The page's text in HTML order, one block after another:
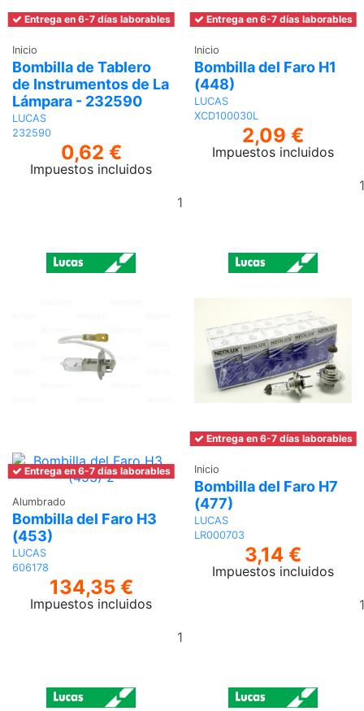
Entrega en 6-7 días laborables
Inicio
Bombilla de Tablero
de Instrumentos de La
Lámpara - 232590
LUCAS
232590
0,62 €
Impuestos incluidos
Entrega en 6-7 días laborables
Inicio
Bombilla del Faro H1
(448)
LUCAS
XCD100030L
2,09 €
Impuestos incluidos
Entrega en 6-7 días laborables
Alumbrado
Bombilla del Faro H3
(453)
LUCAS
606178
134,35 €
Impuestos incluidos
Entrega en 6-7 días laborables
Inicio
Bombilla del Faro H7
(477)
LUCAS
LR000703
3,14 €
Impuestos incluidos